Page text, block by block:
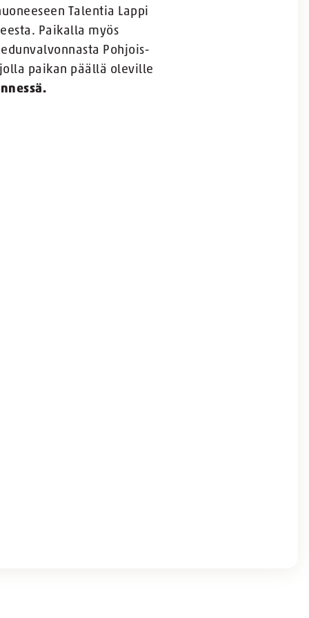
Talentia Lappi
Paikalla myös
Pohjois-
paikan päällä oleville